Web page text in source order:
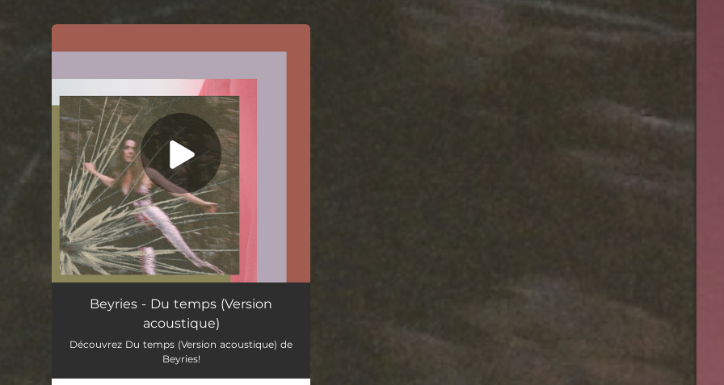
Du temps (Version acoustique) 03:14
Beyries - Du temps (Version
acoustique)
Découvrez Du temps (Version acoustique) de
Beyries!